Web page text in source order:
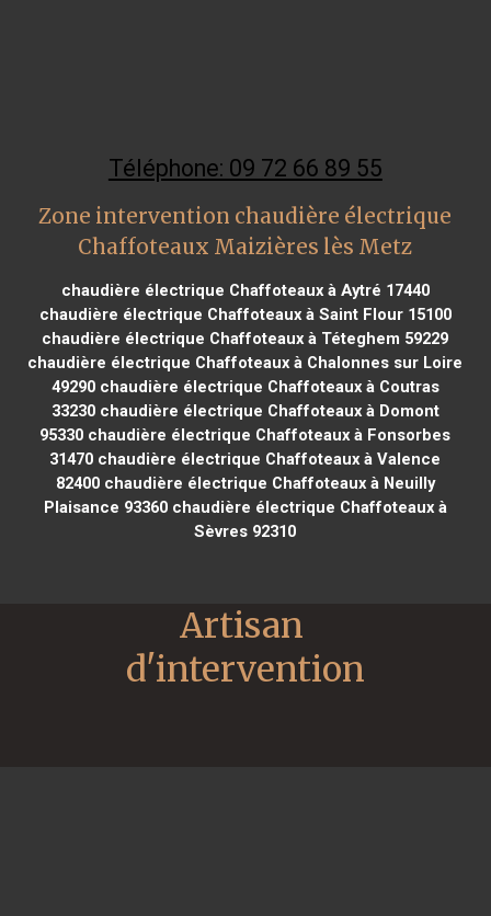
Téléphone: 09 72 66 89 55
Zone intervention chaudière électrique
Chaffoteaux Maizières lès Metz
chaudière électrique Chaffoteaux à Aytré 17440
chaudière électrique Chaffoteaux à Saint Flour 15100
chaudière électrique Chaffoteaux à Téteghem 59229
chaudière électrique Chaffoteaux à Chalonnes sur Loire
49290chaudière électrique Chaffoteaux à Coutras
33230chaudière électrique Chaffoteaux à Domont
95330 chaudière électrique Chaffoteaux à Fonsorbes
31470 chaudière électrique Chaffoteaux à Valence
82400chaudière électrique Chaffoteaux à Neuilly
Plaisance 93360chaudière électrique Chaffoteaux à
Sèvres 92310
Artisan
d'intervention